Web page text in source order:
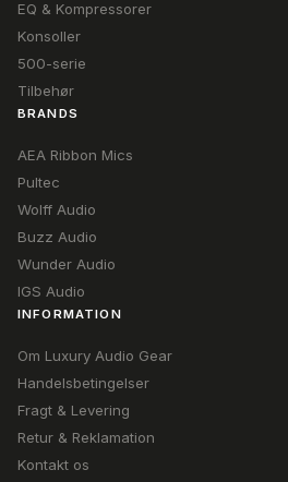
EQ & Kompressorer
Konsoller
500-serie
Tilbehør
BRANDS
AEA Ribbon Mics
Pultec
Wolff Audio
Buzz Audio
Wunder Audio
IGS Audio
INFORMATION
Om Luxury Audio Gear
Handelsbetingelser
Fragt & Levering
Retur & Reklamation
Kontakt os